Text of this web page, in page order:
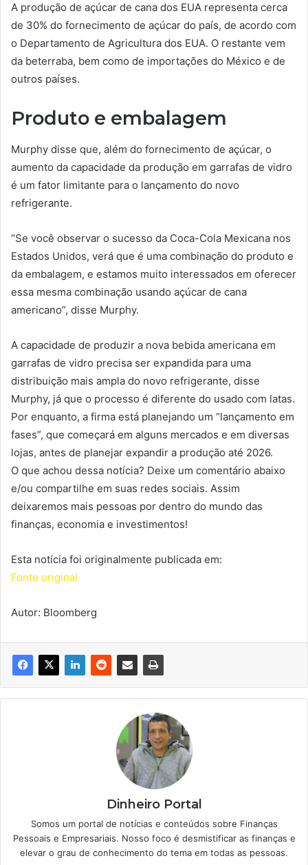
A produção de açúcar de cana dos EUA representa cerca
de 30% do fornecimento de açúcar do país, de acordo com
o Departamento de Agricultura dos EUA. O restante vem
da beterraba, bem como de importações do México e de
outros países.
Produto e embalagem
Murphy disse que, além do fornecimento de açúcar, o
aumento da capacidade da produção em garrafas de vidro
é um fator limitante para o lançamento do novo
refrigerante.
“Se você observar o sucesso da Coca-Cola Mexicana nos
Estados Unidos, verá que é uma combinação do produto e
da embalagem, e estamos muito interessados ​​em oferecer
essa mesma combinação usando açúcar de cana
americano”, disse Murphy.
A capacidade de produzir a nova bebida americana em
garrafas de vidro precisa ser expandida para uma
distribuição mais ampla do novo refrigerante, disse
Murphy, já que o processo é diferente do usado com latas.
Por enquanto, a firma está planejando um “lançamento em
fases”, que começará em alguns mercados e em diversas
lojas, antes de planejar expandir a produção até 2026.
O que achou dessa notícia? Deixe um comentário abaixo
e/ou compartilhe em suas redes sociais. Assim
deixaremos mais pessoas por dentro do mundo das
finanças, economia e investimentos!
Esta notícia foi originalmente publicada em:
Fonte original
Autor: Bloomberg
Dinheiro Portal
Somos um portal de notícias e conteúdos sobre Finanças
Pessoais e Empresariais. Nosso foco é desmistificar as finanças e
elevar o grau de conhecimento do tema em todas as pessoas.